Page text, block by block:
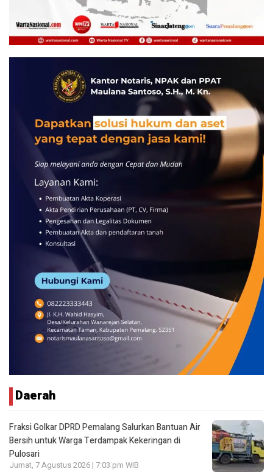
Daerah
Fraksi Golkar DPRD Pemalang Salurkan Bantuan Air
Bersih untuk Warga Terdampak Kekeringan di
Pulosari
Jumat, 7 Agustus 2026 | 7:03 pm WIB